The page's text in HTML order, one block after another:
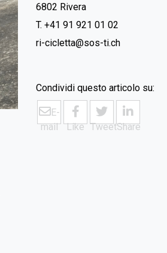
6802 Rivera
T. +41 91 921 01 02
ri-cicletta@sos-ti.ch
Condividi questo articolo su:
E-
mail
Like TweetShare